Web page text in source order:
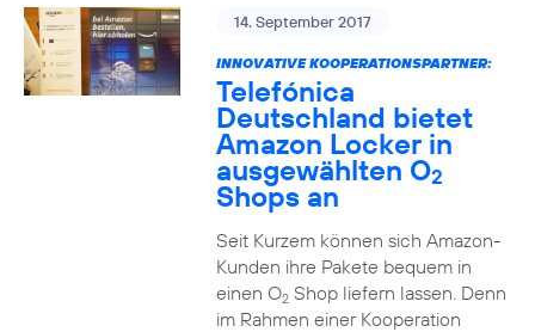
14. September 2017
INNOVATIVE KOOPERATIONSPARTNER:
Telefónica
Deutschland bietet
Amazon Locker in
ausgewählten O2
Shops an
Seit Kurzem können sich Amazon-
Kunden ihre Pakete bequem in
einen O2Shop liefern lassen. Denn
im Rahmen einer Kooperation